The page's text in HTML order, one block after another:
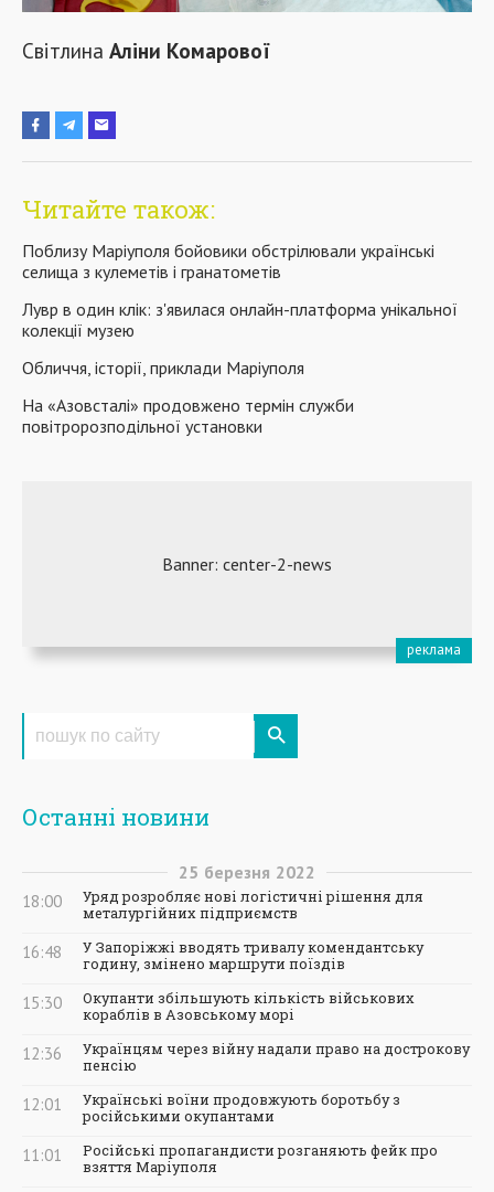
Світлина Аліни Комарової
Читайте також:
Поблизу Маріуполя бойовики обстрілювали українські
селища з кулеметів і гранатометів
Лувр в один клік: з'явилася онлайн-платформа унікальної
колекції музею
Обличчя, історії, приклади Маріуполя
На «Азовсталі» продовжено термін служби
повітророзподільної установки
Останні новини
25 березня 2022
18:00
Уряд розробляє нові логістичні рішення для
металургійних підприємств
16:48
У Запоріжжі вводять тривалу комендантську
годину, змінено маршрути поїздів
15:30
Окупанти збільшують кількість військових
кораблів в Азовському морі
12:36
Українцям через війну надали право на дострокову
пенсію
12:01
Українські воїни продовжують боротьбу з
російськими окупантами
11:01
Російські пропагандисти розганяють фейк про
взяття Маріуполя